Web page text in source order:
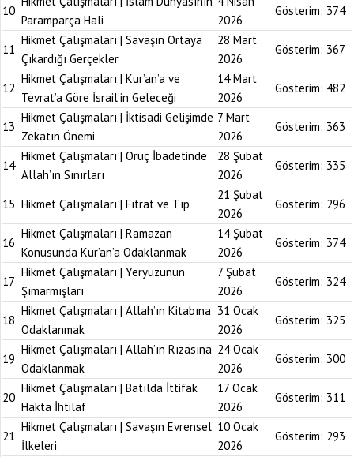
10
Paramparça Hali
2026
Gösterim: 374
11
Hikmet Çalışmaları | Savaşın Ortaya
Çıkardığı Gerçekler
28 Mart
2026
Gösterim: 367
12
Hikmet Çalışmaları | Kur’an’a ve
Tevrat’a Göre İsrail’in Geleceği
14 Mart
2026
Gösterim: 482
13
Hikmet Çalışmaları | İktisadi Gelişimde
Zekatın Önemi
7 Mart
2026
Gösterim: 363
14
Hikmet Çalışmaları | Oruç İbadetinde
Allah’ın Sınırları
28 Şubat
2026
Gösterim: 335
15 Hikmet Çalışmaları | Fıtrat ve Tıp
21 Şubat
2026
Gösterim: 296
16
Hikmet Çalışmaları | Ramazan
Konusunda Kur’an’a Odaklanmak
14 Şubat
2026
Gösterim: 374
17
Hikmet Çalışmaları | Yeryüzünün
Şımarmışları
7 Şubat
2026
Gösterim: 324
18
Hikmet Çalışmaları | Allah’ın Kitabına
Odaklanmak
31 Ocak
2026
Gösterim: 325
19
Hikmet Çalışmaları | Allah’ın Rızasına
Odaklanmak
24 Ocak
2026
Gösterim: 300
20
Hikmet Çalışmaları | Batılda İttifak
Hakta İhtilaf
17 Ocak
2026
Gösterim: 311
21
Hikmet Çalışmaları | Savaşın Evrensel
İlkeleri
10 Ocak
2026
Gösterim: 293